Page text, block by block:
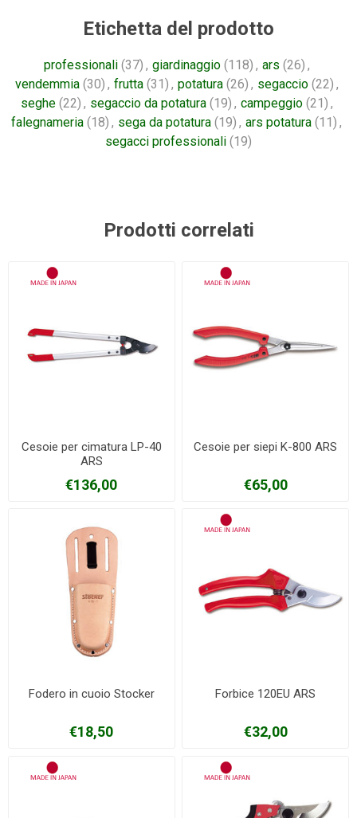
Etichetta del prodotto
professionali (37) , giardinaggio (118) , ars (26) ,
vendemmia (30) , frutta (31) , potatura (26) , segaccio (22) ,
seghe (22) , segaccio da potatura (19) , campeggio (21) ,
falegnameria (18) , sega da potatura (19) , ars potatura (11) ,
segacci professionali (19)
Prodotti correlati
Cesoie per cimatura LP-40
ARS
€136,00
Cesoie per siepi K-800 ARS
€65,00
Fodero in cuoio Stocker
€18,50
Forbice 120EU ARS
€32,00